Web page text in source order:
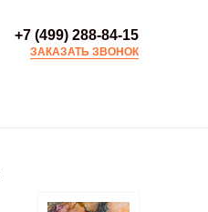
+7 (499) 288-84-15
ЗАКАЗАТЬ ЗВОНОК